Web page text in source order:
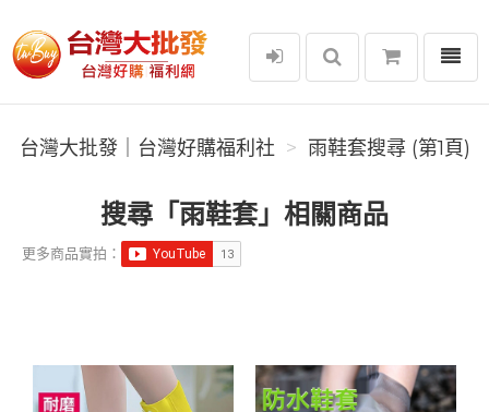
台灣大批發｜台灣好購福利社
選單
台灣大批發｜台灣好購福利社 雨鞋套搜尋 (第1頁)
搜尋「雨鞋套」相關商品
更多商品實拍：